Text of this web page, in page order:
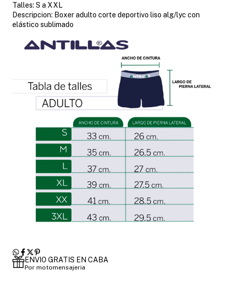
Talles: S a XXL
Descripcion: Boxer adulto corte deportivo liso alg/lyc con
elástico sublimado
ENVIO GRATIS EN CABA
Por motomensajeria